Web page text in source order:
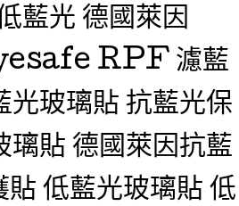
藍光 德國萊因
RPF 濾藍
光玻璃貼 抗藍光保
璃貼 德國萊因抗藍
貼 低藍光玻璃貼 低